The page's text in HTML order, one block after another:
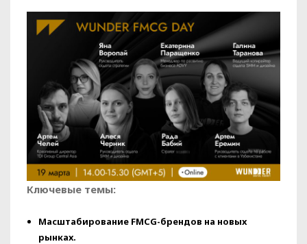
Ключевые темы:
Масштабирование FMCG-брендов на новых
рынках.